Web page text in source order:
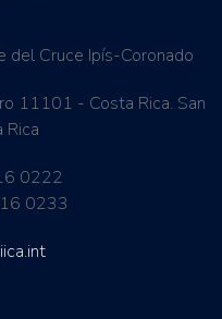
del Cruce Ipís-Coronado
11101 - Costa Rica. San
Rica
0222
0233